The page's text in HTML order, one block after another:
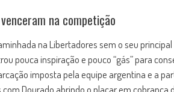
na competição
na Libertadores sem o seu
pouca inspiração e pouco “gás” para
imposta pela equipe argentina e a
Dourado abrindo o placar em